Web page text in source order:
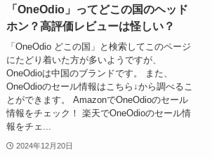
「OneOdio」ってどこの国のヘッド
ホン？高評価レビューは怪しい？
「OneOdio どこの国」と検索してこのページ
にたどり着いた方が多いようですが、
OneOdioは中国のブランドです。 また、
OneOdioのセール情報はこちら↓から調べるこ
とができます。 AmazonでOneOdioのセール
情報をチェック！ 楽天でOneOdioのセール情
報をチェ...
2024年12月20日